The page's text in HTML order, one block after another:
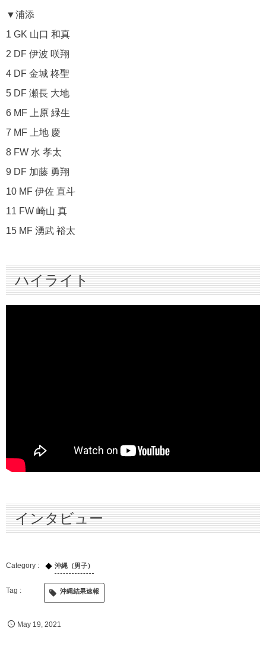
▼浦添
1 GK 山口 和真
2 DF 伊波 咲翔
4 DF 金城 柊聖
5 DF 瀬長 大地
6 MF 上原 緑生
7 MF 上地 慶
8 FW 水 孝太
9 DF 加藤 勇翔
10 MF 伊佐 直斗
11 FW 崎山 真
15 MF 湧武 裕太
ハイライト
インタビュー
沖縄（男子）
沖縄結果速報
May 19 ,2021